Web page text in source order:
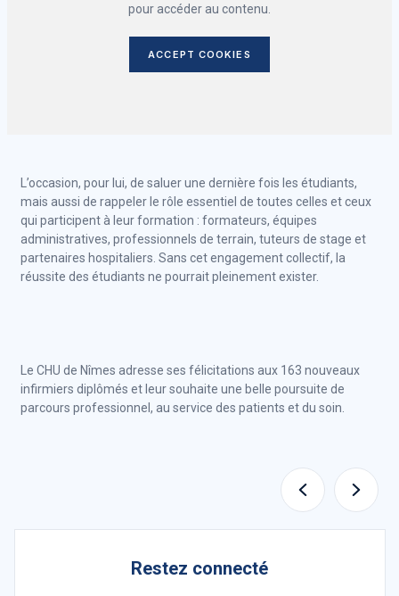
pour accéder au contenu.
ACCEPT COOKIES
L’occasion, pour lui, de saluer une dernière fois les étudiants,
mais aussi de rappeler le rôle essentiel de toutes celles et ceux
qui participent à leur formation : formateurs, équipes
administratives, professionnels de terrain, tuteurs de stage et
partenaires hospitaliers. Sans cet engagement collectif, la
réussite des étudiants ne pourrait pleinement exister.
Le CHU de Nîmes adresse ses félicitations aux 163 nouveaux
infirmiers diplômés et leur souhaite une belle poursuite de
parcours professionnel, au service des patients et du soin.
Restez connecté